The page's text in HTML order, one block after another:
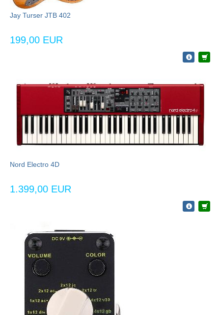
Jay Turser JTB 402
199,00 EUR
Nord Electro 4D
1.399,00 EUR